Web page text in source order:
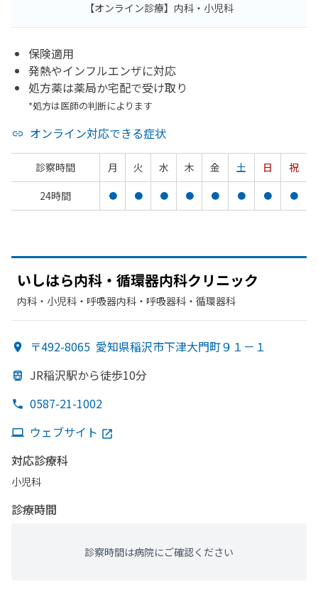
【オンライン診療】内科・小児科
保険適用
発熱やインフルエンザに対応
処方薬は薬局か宅配で受け取り
*処方は医師の判断によります
オンライン対応できる症状
診察時間 月 火 水 木 金 土 日
祝
24時間
● ● ● ● ● ● ● ●
いしはら内科・循環器内科クリニック
内科・​小児科・​呼吸器内科・​呼吸器科・​循環器科
〒492-8065 愛知県稲沢市下津大門町９１－１
JR稲沢駅から徒歩10分
0587-21-1002
ウェブサイト
対応診療科
小児科
診療時間
診察時間は病院にご確認ください